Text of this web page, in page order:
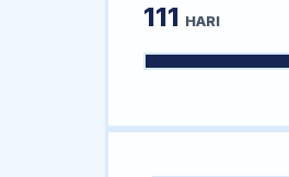
111 HARI